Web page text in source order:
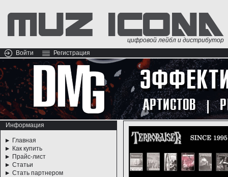
цифровой лейбл и дистрибутор
Войти
Регистрация
Информация
Главная
Как купить
Прайс-лист
Статьи
Стать партнером